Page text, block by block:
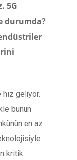
5G
durumda?
geliyor.
bunun
en az
kritik